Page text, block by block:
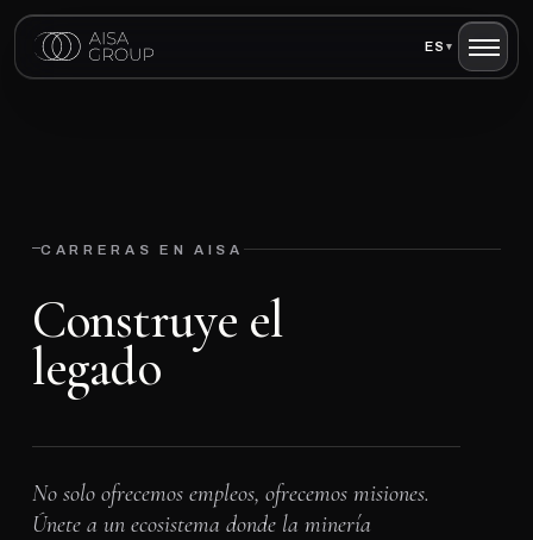
ES ▾
—CARRERAS EN AISA
Construye el
legado
No solo ofrecemos empleos, ofrecemos misiones.
Únete a un ecosistema donde la minería